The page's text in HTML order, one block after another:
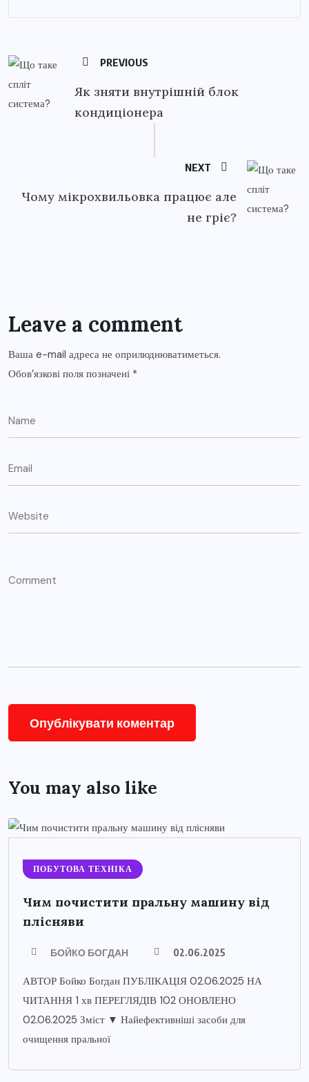
PREVIOUS
Як зняти внутрішній блок
кондиціонера
NEXT
Чому мікрохвильовка працює але
не гріє?
Leave a comment
Ваша e-mail адреса не оприлюднюватиметься.
Обов’язкові поля позначені *
You may also like
ПОБУТОВА ТЕХНІКА
Чим почистити пральну машину від
плісняви
БОЙКО БОГДАН 02.06.2025
АВТОР Бойко Богдан ПУБЛІКАЦІЯ 02.06.2025 НА
ЧИТАННЯ 1 хв ПЕРЕГЛЯДІВ 102 ОНОВЛЕНО
02.06.2025 Зміст ▼ Найефективніші засоби для
очищення пральної